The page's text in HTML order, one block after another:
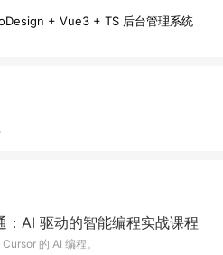
+ Vue3 + TS 后台管理系统
AI 驱动的智能编程实战课程
的 AI 编程。